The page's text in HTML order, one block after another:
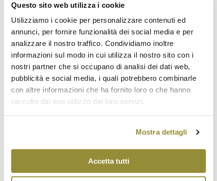
Questo sito web utilizza i cookie
Utilizziamo i cookie per personalizzare contenuti ed
annunci, per fornire funzionalità dei social media e per
analizzare il nostro traffico. Condividiamo inoltre
informazioni sul modo in cui utilizza il nostro sito con i
nostri partner che si occupano di analisi dei dati web,
pubblicità e social media, i quali potrebbero combinarle
con altre informazioni che ha fornito loro o che hanno
raccolto dal suo utilizzo dei loro servizi.
Mostra dettagli
Accetta tutti
inframmezzato dal bianco puro delle parti grasse;
d) aroma e sapore: carne di sapore delicato e dolce,
poco salata e con aroma fragrante e caratteristico;
e) la caratterizzazione mediante l'osservanza di
parametri analitici predeterminati.
La dolce storia delprosciutto di Parmaè unita a
quella delsale di Salsomaggiore Terme, ingrediente
insostituibile per la stagionatura. Già intorno al
1680 si trovano in queste zone tracce di questa
per l’Italia che lo esporta in tutto il mondo, è noto a
tutti per il suo aroma, il suo sapore, il valore nutritivo
e la sua facile digeribilità. Ilcaratteristico sapore
dolcederiva dall’ottimale equilibrio tra parti grasse e